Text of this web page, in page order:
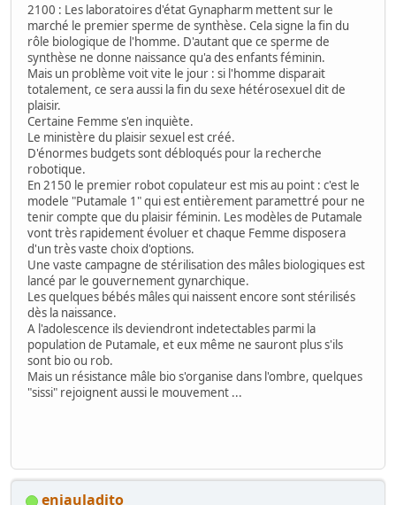
2100 : Les laboratoires d'état Gynapharm mettent sur le
marché le premier sperme de synthèse. Cela signe la fin du
rôle biologique de l'homme. D'autant que ce sperme de
synthèse ne donne naissance qu'a des enfants féminin.
Mais un problème voit vite le jour : si l'homme disparait
totalement, ce sera aussi la fin du sexe hétérosexuel dit de
plaisir.
Certaine Femme s'en inquiète.
Le ministère du plaisir sexuel est créé.
D'énormes budgets sont débloqués pour la recherche
robotique.
En 2150 le premier robot copulateur est mis au point : c'est le
modele "Putamale 1" qui est entièrement paramettré pour ne
tenir compte que du plaisir féminin. Les modèles de Putamale
vont très rapidement évoluer et chaque Femme disposera
d'un très vaste choix d'options.
Une vaste campagne de stérilisation des mâles biologiques est
lancé par le gouvernement gynarchique.
Les quelques bébés mâles qui naissent encore sont stérilisés
dès la naissance.
A l'adolescence ils deviendront indetectables parmi la
population de Putamale, et eux même ne sauront plus s'ils
sont bio ou rob.
Mais un résistance mâle bio s'organise dans l'ombre, quelques
"sissi" rejoignent aussi le mouvement ...
enjauladito